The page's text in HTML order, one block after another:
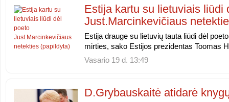
Estija kartu su lietuviais liūdi
Just.Marcinkevičiaus
Estija drauge su lietuvių tauta liūdi dėl
mirties, sako Estijos prezidentas Toomas
Vasario 19 d. 13:49
D.Grybauskaitė atidarė